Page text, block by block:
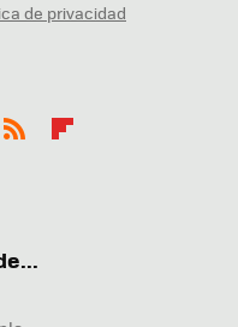
de privacidad